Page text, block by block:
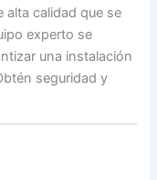
alta calidad que se
experto se
una instalación
seguridad y